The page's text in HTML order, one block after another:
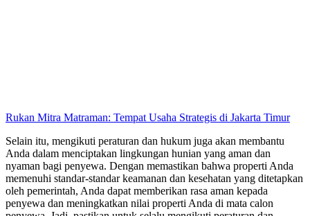
Rukan Mitra Matraman: Tempat Usaha Strategis di Jakarta Timur
Selain itu, mengikuti peraturan dan hukum juga akan membantu
Anda dalam menciptakan lingkungan hunian yang aman dan
nyaman bagi penyewa. Dengan memastikan bahwa properti Anda
memenuhi standar-standar keamanan dan kesehatan yang ditetapkan
oleh pemerintah, Anda dapat memberikan rasa aman kepada
penyewa dan meningkatkan nilai properti Anda di mata calon